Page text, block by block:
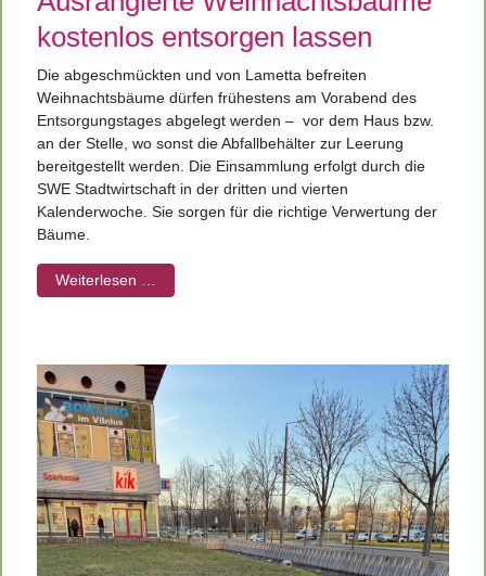
kostenlos entsorgen lassen
Die abgeschmückten und von Lametta befreiten
Weihnachtsbäume dürfen frühestens am Vorabend des
Entsorgungstages abgelegt werden – vor dem Haus bzw.
an der Stelle, wo sonst die Abfallbehälter zur Leerung
bereitgestellt werden. Die Einsammlung erfolgt durch die
SWE Stadtwirtschaft in der dritten und vierten
Kalenderwoche. Sie sorgen für die richtige Verwertung der
Bäume.
Weiterlesen …